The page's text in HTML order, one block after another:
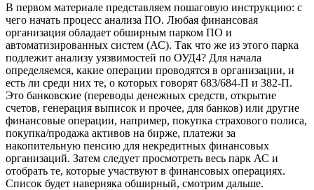
В первом материале представляем пошаговую инструкцию: с
чего начать процесс анализа ПО. Любая финансовая
организация обладает обширным парком ПО и
автоматизированных систем (АС). Так что же из этого парка
подлежит анализу уязвимостей по ОУД4? Для начала
определяемся, какие операции проводятся в организации, и
есть ли среди них те, о которых говорят 683/684-П и 382-П.
Это банковские (переводы денежных средств, открытие
счетов, генерация выписок и прочее, для банков) или другие
финансовые операции, например, покупка страхового полиса,
покупка/продажа активов на бирже, платежи за
накопительную пенсию для некредитных финансовых
организаций. Затем следует просмотреть весь парк АС и
отобрать те, которые участвуют в финансовых операциях.
Список будет наверняка обширный, смотрим дальше.